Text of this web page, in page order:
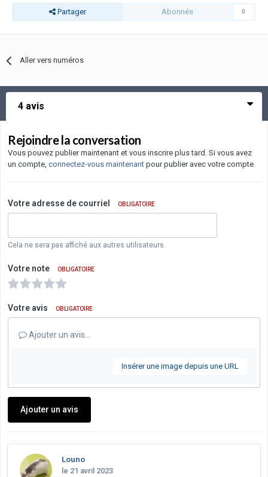
Partager Abonnés 0
Aller vers numéros
4 avis
Rejoindre la conversation
Vous pouvez publier maintenant et vous inscrire plus tard. Si vous avez
un compte, connectez-vous maintenant pour publier avec votre compte.
Votre adresse de courriel OBLIGATOIRE
Cela ne sera pas affiché aux autres utilisateurs.
Votre note OBLIGATOIRE
Votre avis OBLIGATOIRE
Ajouter un avis…
Insérer une image depuis une URL
Ajouter un avis
Louno
le 21 avril 2023